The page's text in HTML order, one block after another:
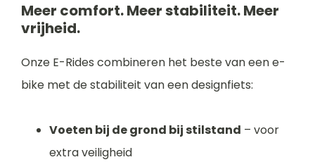
Meer comfort. Meer stabiliteit. Meer
vrijheid.
Onze E-Rides combineren het beste van een e-
bike met de stabiliteit van een designfiets:
Voeten bij de grond bij stilstand – voor
extra veiligheid